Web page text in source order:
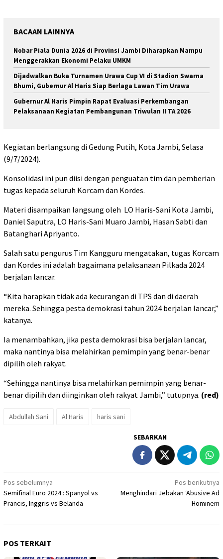
BACAAN LAINNYA
Nobar Piala Dunia 2026 di Provinsi Jambi Diharapkan Mampu
Menggerakkan Ekonomi Pelaku UMKM
Dijadwalkan Buka Turnamen Urawa Cup VI di Stadion Swarna
Bhumi, Gubernur Al Haris Siap Berlaga Lawan Tim Urawa
Gubernur Al Haris Pimpin Rapat Evaluasi Perkembangan
Pelaksanaan Kegiatan Pembangunan Triwulan II TA 2026
Kegiatan berlangsung di Gedung Putih, Kota Jambi, Selasa
(9/7/2024).
Konsolidasi ini pun diisi dengan penguatan tim dan pemberian
tugas kepada seluruh Korcam dan Kordes.
Materi disampaikan langsung oleh LO Haris-Sani Kota Jambi,
Daniel Saputra, LO Haris-Sani Muaro Jambi, Hasan Sabti dan
Batanghari Apriyanto.
Salah satu pengurus Tim Kangguru mengatakan, tugas Korcam
dan Kordes ini adalah bagaimana pelaksanaan Pilkada 2024
berjalan lancar.
“Kita harapkan tidak ada kecurangan di TPS dan di daerah
mereka. Sehingga pesta demokrasi tahun 2024 berjalan lancar,”
katanya.
Ia menambahkan, jika pesta demokrasi bisa berjalan lancar,
maka nantinya bisa melahirkan pemimpin yang benar-benar
dipilih oleh rakyat.
“Sehingga nantinya bisa melahirkan pemimpin yang benar-
benar dipilih dan diinginkan oleh rakyat Jambi,” tutupnya. (red)
Abdullah Sani Al Haris haris sani
SEBARKAN
Navigasi
pos
Pos sebelumnya
Semifinal Euro 2024 : Spanyol vs
Prancis, Inggris vs Belanda
Pos berikutnya
Menghindari Jebakan ‘Abusive Ad
Hominem
POS TERKAIT